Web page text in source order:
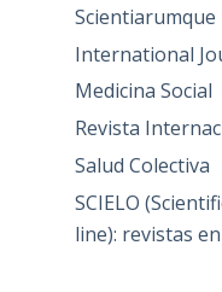
International
Medicina Social
Revista
Salud Colectiva
SCIELO
line): revistas